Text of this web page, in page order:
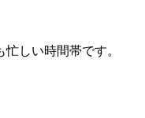
しい時間帯です。